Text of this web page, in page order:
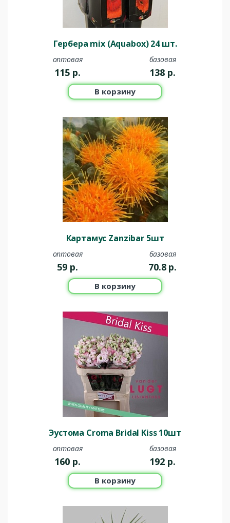
Гербера mix (Aquabox) 24 шт.
оптовая
115 р.
базовая
138 р.
В корзину
Картамус Zanzibar 5шт
оптовая
59 р.
базовая
70.8 р.
В корзину
Эустома Croma Bridal Kiss 10шт
оптовая
160 р.
базовая
192 р.
В корзину